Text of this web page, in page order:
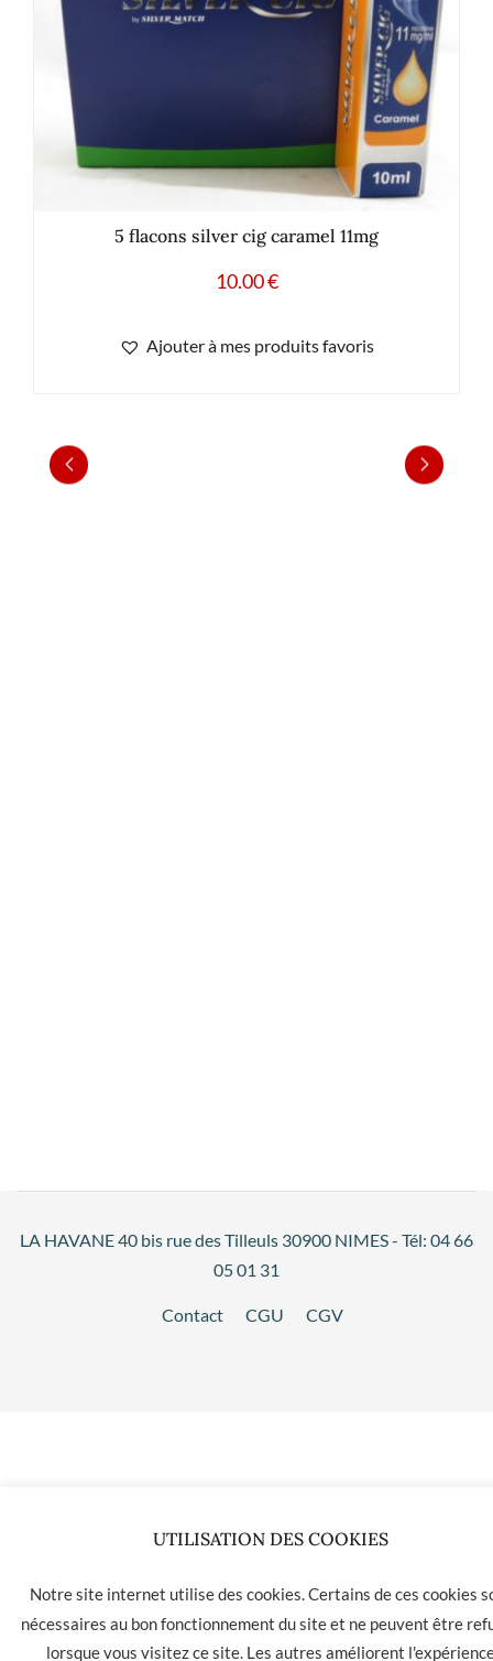
5 flacons silver cig caramel 11mg
10.00€
Ajouter à mes produits favoris
LA HAVANE 40 bis rue des Tilleuls 30900 NIMES - Tél: 04 66
05 01 31
Contact CGU CGV
UTILISATION DES COOKIES
Notre site internet utilise des cookies. Certains de ces cookies
nécessaires au bon fonctionnement du site et ne peuvent être
lorsque vous visitez ce site. Les autres améliorent